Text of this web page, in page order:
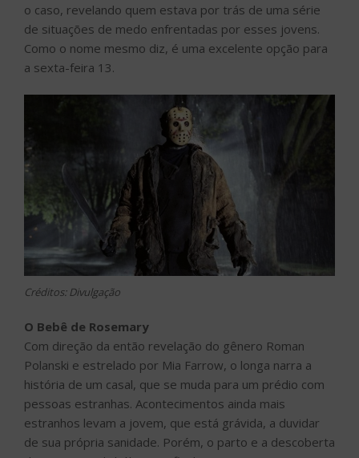
o caso, revelando quem estava por trás de uma série
de situações de medo enfrentadas por esses jovens.
Como o nome mesmo diz, é uma excelente opção para
a sexta-feira 13.
Créditos: Divulgação
O Bebê de Rosemary
Com direção da então revelação do gênero Roman
Polanski e estrelado por Mia Farrow, o longa narra a
história de um casal, que se muda para um prédio com
pessoas estranhas. Acontecimentos ainda mais
estranhos levam a jovem, que está grávida, a duvidar
de sua própria sanidade. Porém, o parto e a descoberta